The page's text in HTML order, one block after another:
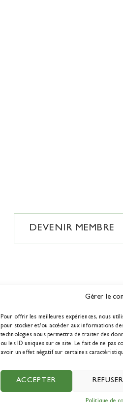
Gérer le
Pour offrir les meilleures expériences, nous
pour stocker et/ou accéder aux informations
technologies nous permettra de traiter des
ou les ID uniques sur ce site. Le fait de ne pas
avoir un effet négatif sur certaines
ACCEPTER REFUSER
DEVENIR MEMBRE
Politique de